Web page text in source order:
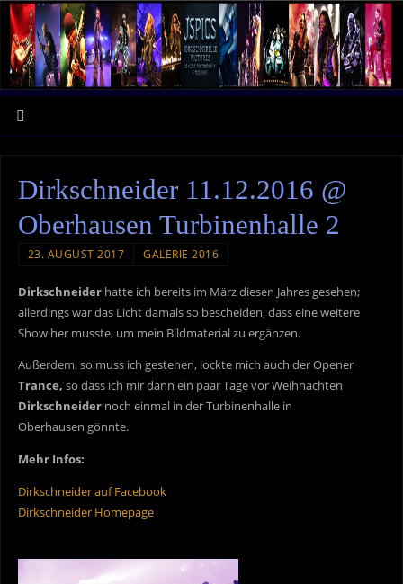
Dirkschneider 11.12.2016 @
Oberhausen Turbinenhalle 2
23. AUGUST 2017 GALERIE 2016
Dirkschneiderhatte ich bereits im März diesen Jahres gesehen;
allerdings war das Licht damals so bescheiden, dass eine weitere
Show her musste, um mein Bildmaterial zu ergänzen.
Außerdem, so muss ich gestehen, lockte mich auch der Opener
Trance, so dass ich mir dann ein paar Tage vor Weihnachten
Dirkschneidernoch einmal in der Turbinenhalle in
Oberhausen gönnte.
Mehr Infos:
Dirkschneider auf Facebook
Dirkschneider Homepage